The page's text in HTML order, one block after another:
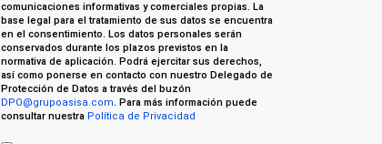
comunicaciones informativas y comerciales propias. La
base legal para el tratamiento de sus datos se encuentra
en el consentimiento. Los datos personales serán
conservados durante los plazos previstos en la
normativa de aplicación. Podrá ejercitar sus derechos,
así como ponerse en contacto con nuestro Delegado de
Protección de Datos a través del buzón
DPO@grupoasisa.com. Para más información puede
consultar nuestra Política de Privacidad